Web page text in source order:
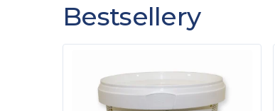
Bestsellery